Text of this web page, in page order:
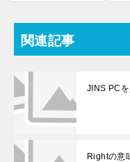
関連記事
JINS PC
Rightの意